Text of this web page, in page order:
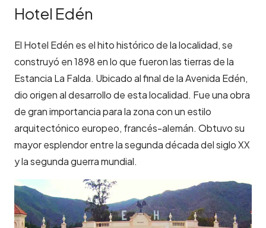
Hotel Edén
El Hotel Edén es el hito histórico de la localidad, se
construyó en 1898 en lo que fueron las tierras de la
Estancia La Falda. Ubicado al final de la Avenida Edén,
dio origen al desarrollo de esta localidad. Fue una obra
de gran importancia para la zona con un estilo
arquitectónico europeo, francés-alemán. Obtuvo su
mayor esplendor entre la segunda década del siglo XX
y la segunda guerra mundial.